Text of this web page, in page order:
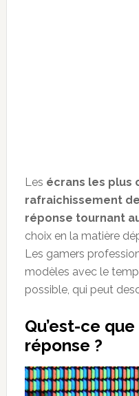
Les écrans les plus
rafraichissement
réponse tournant
choix en la matière
Les gamers
modèles avec le
possible, qui peut
Qu’est-ce
réponse ?